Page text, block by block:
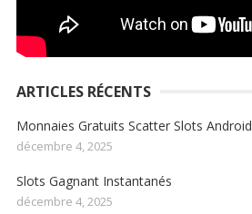
ARTICLES RÉCENTS
Monnaies Gratuits Scatter Slots Android
décembre 4, 2025
Slots Gagnant Instantanés
décembre 4, 2025